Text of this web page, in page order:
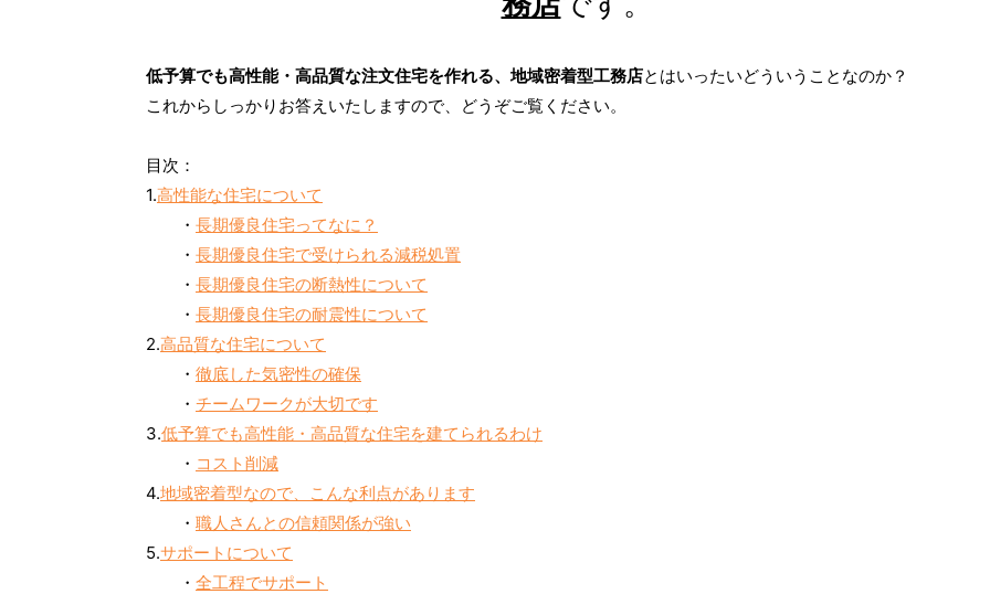
低予算でも高性能・高品質な注文住宅を作れる、地域密着型工務店とはいったいどういうことなのか？
これからしっかりお答えいたしますので、どうぞご覧ください。
目次：
1.高性能な住宅について
・ 長期優良住宅ってなに？
・ 長期優良住宅で受けられる減税処置
・ 長期優良住宅の断熱性について
・ 長期優良住宅の耐震性について
2.高品質な住宅について
・ 徹底した気密性の確保
・ チームワークが大切です
3.低予算でも高性能・高品質な住宅を建てられるわけ
・ コスト削減
4.地域密着型なので、こんな利点があります
・ 職人さんとの信頼関係が強い
5.サポートについて
・ 全工程でサポート